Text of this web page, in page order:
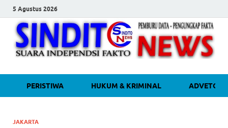
5 Agustus 2026
Media Independen Faktual dan
Terpercaya
PERISTIWA HUKUM & KRIMINAL
JAKARTA